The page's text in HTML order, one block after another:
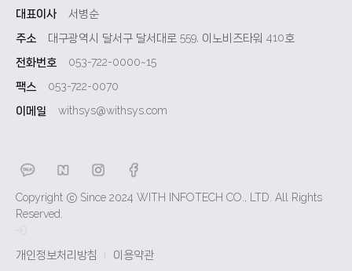
대표이사
서병순
주소
대구광역시 달서구 달서대로 559, 이노비즈타워 410호
전화번호
053-722-0000~15
팩스
053-722-0070
이메일
withsys@withsys.com
Copyright ⓒ Since 2024 WITH INFOTECH CO., LTD. All Rights
Reserved.
개인정보처리방침 이용약관